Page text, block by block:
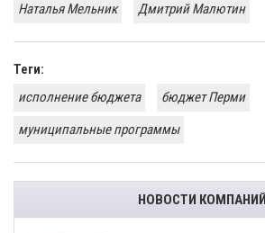
Наталья Мельник
Дмитрий Малютин
Теги:
исполнение бюджета
бюджет Перми
муниципальные программы
НОВОСТИ КОМПАНИЙ